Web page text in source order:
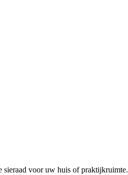
sieraad voor uw huis of praktijkruimte.